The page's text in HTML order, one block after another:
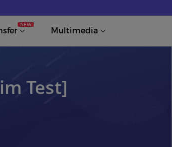
NEW
Multimedia
Test]